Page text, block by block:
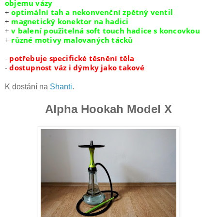
objemu vázy
+optimální tah a nekonvenční zpětný ventil
+ magnetický konektor na hadici
+ v balení použitelná soft touch hadice s koncovkou
+ různé motivy malovaných tácků
- potřebuje specifické těsnění těla
-dostupnost váz i dýmky jako takové
K dostání na Shanti.
Alpha Hookah Model X